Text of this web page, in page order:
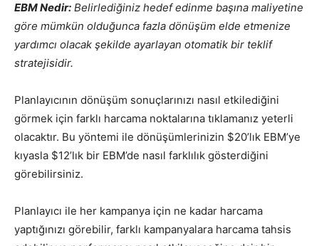
EBM Nedir: Belirlediğiniz hedef edinme başına maliyetine
göre mümkün olduğunca fazla dönüşüm elde etmenize
yardımcı olacak şekilde ayarlayan otomatik bir teklif
stratejisidir.
Planlayıcının dönüşüm sonuçlarınızı nasıl etkilediğini
görmek için farklı harcama noktalarına tıklamanız yeterli
olacaktır. Bu yöntemi ile dönüşümlerinizin $20’lık EBM’ye
kıyasla $12’lık bir EBM’de nasıl farklılık gösterdiğini
görebilirsiniz.
Planlayıcı ile her kampanya için ne kadar harcama
yaptığınızı görebilir, farklı kampanyalara harcama tahsis